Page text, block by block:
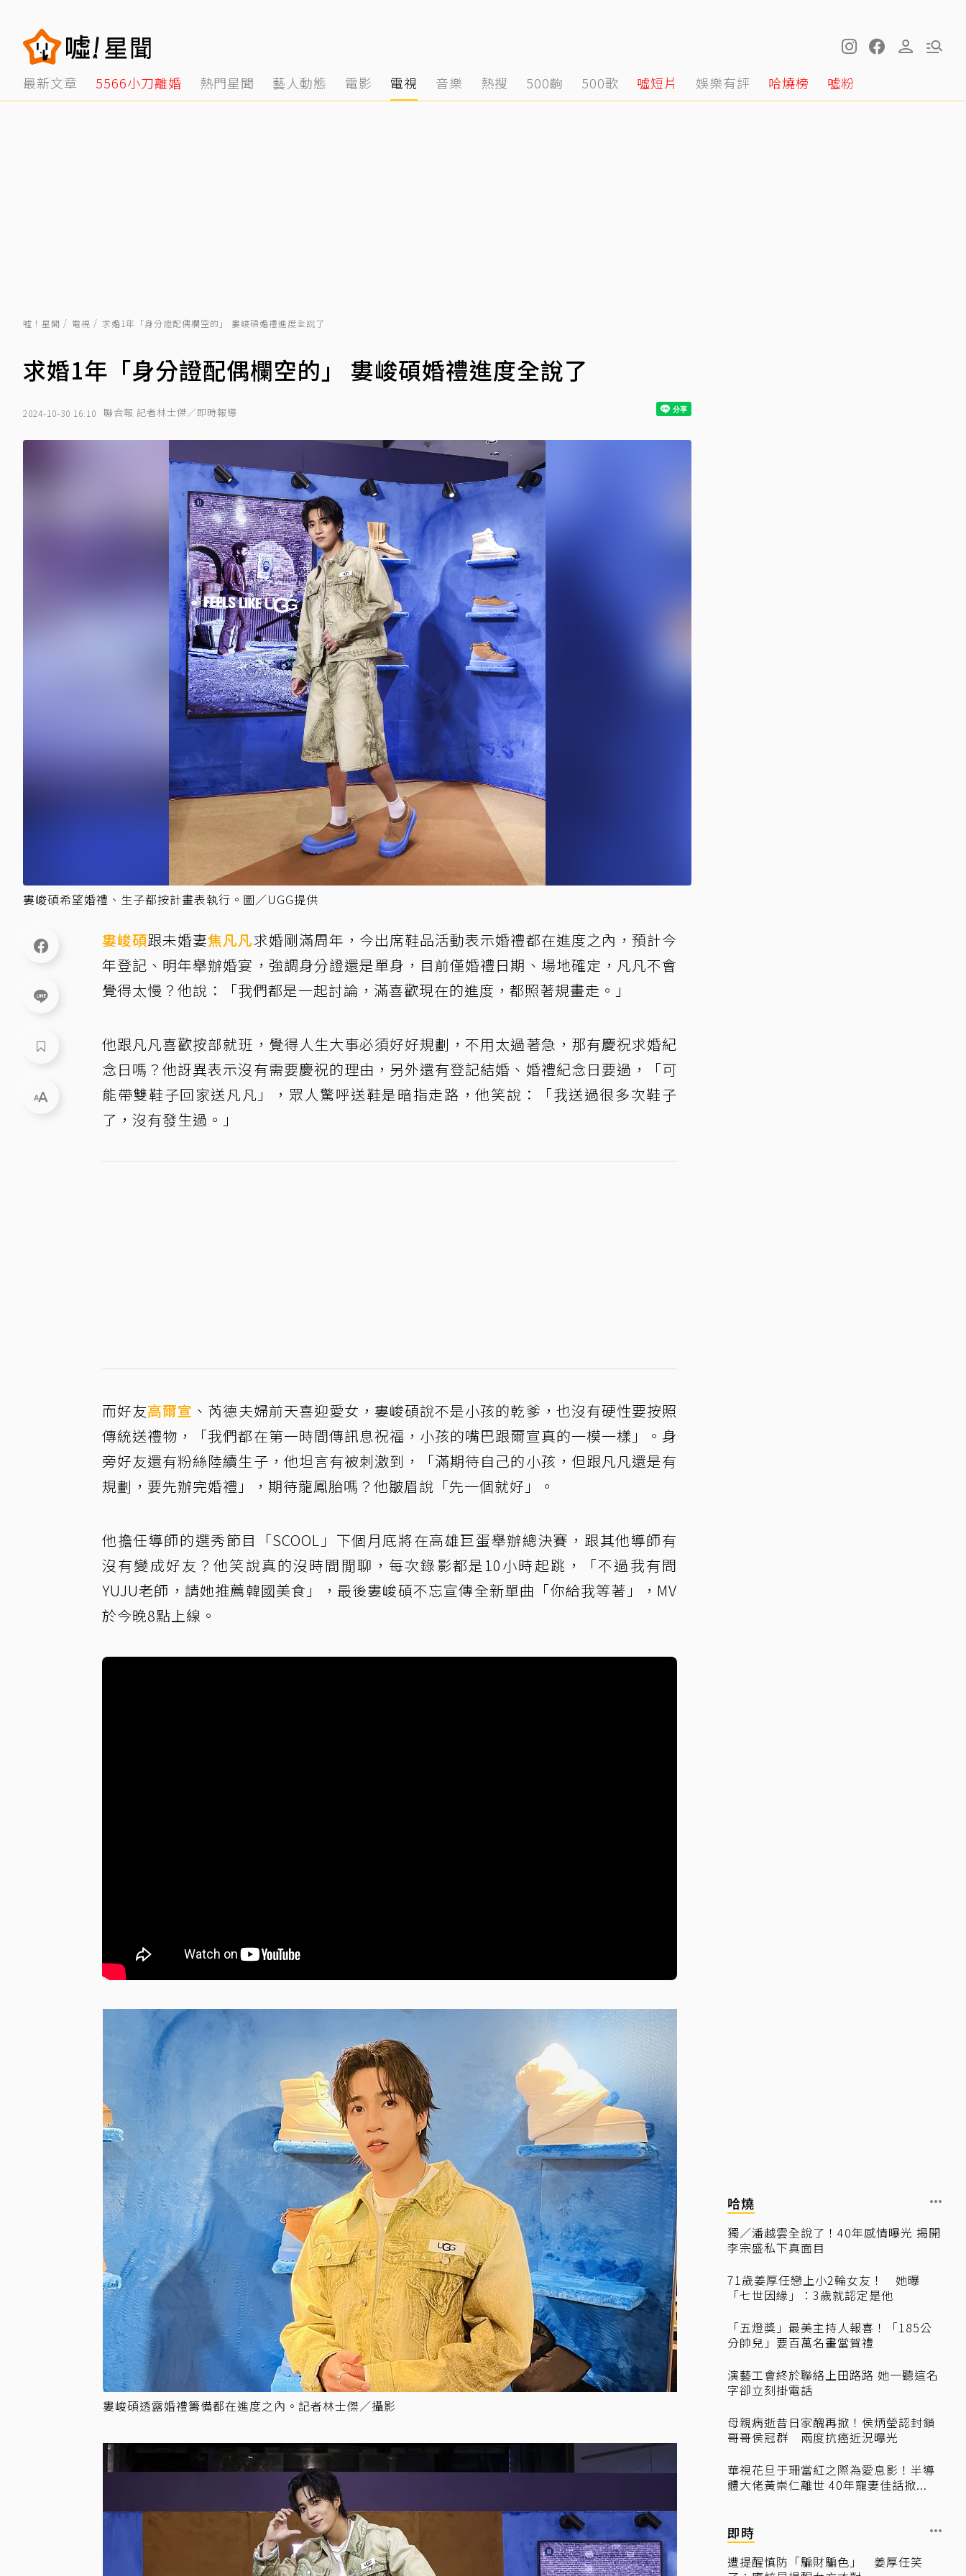
最新文章 5566小刀離婚 熱門星聞 藝人動態 電影 電視 音樂 熱搜 500齣 500歌 噓短片 娛樂有評 哈燒榜 噓粉
噓！星聞 電視 求婚1年「身分證配偶欄空的」 婁峻碩婚禮進度全說了
求婚1年「身分證配偶欄空的」 婁峻碩婚禮進度全說了
2024-10-30 16:10 聯合報 記者林士傑／即時報導
婁峻碩希望婚禮、生子都按計畫表執行。圖／UGG提供
婁峻碩跟未婚妻焦凡凡求婚剛滿周年，今出席鞋品活動表示婚禮都在進度之內，預計今
年登記、明年舉辦婚宴，強調身分證還是單身，目前僅婚禮日期、場地確定，凡凡不會
覺得太慢？他說：「我們都是一起討論，滿喜歡現在的進度，都照著規畫走。」
他跟凡凡喜歡按部就班，覺得人生大事必須好好規劃，不用太過著急，那有慶祝求婚紀
念日嗎？他訝異表示沒有需要慶祝的理由，另外還有登記結婚、婚禮紀念日要過，「可
能帶雙鞋子回家送凡凡」，眾人驚呼送鞋是暗指走路，他笑說：「我送過很多次鞋子
了，沒有發生過。」
而好友高爾宣 、芮德夫婦前天喜迎愛女，婁峻碩說不是小孩的乾爹，也沒有硬性要按照
傳統送禮物，「我們都在第一時間傳訊息祝福，小孩的嘴巴跟爾宣真的一模一樣」。身
旁好友還有粉絲陸續生子，他坦言有被刺激到，「滿期待自己的小孩，但跟凡凡還是有
規劃，要先辦完婚禮」，期待龍鳳胎嗎？他皺眉說「先一個就好」。
他擔任導師的選秀節目「SCOOL」下個月底將在高雄巨蛋舉辦總決賽，跟其他導師有
沒有變成好友？他笑說真的沒時間閒聊，每次錄影都是10小時起跳，「不過我有問
YUJU老師，請她推薦韓國美食」，最後婁峻碩不忘宣傳全新單曲「你給我等著」，MV
於今晚8點上線。
婁峻碩透露婚禮籌備都在進度之內。記者林士傑／攝影
哈燒
獨／潘越雲全說了！40年感情曝光 揭開
李宗盛私下真面目
71歲姜厚任戀上小2輪女友！ 她曝
「七世因緣」：3歲就認定是他
「五燈獎」最美主持人報喜！「185公
分帥兒」要百萬名畫當賀禮
演藝工會終於聯絡上田路路 她一聽這名
字卻立刻掛電話
母親病逝昔日家醜再掀！侯炳瑩認封鎖
哥哥侯冠群 兩度抗癌近況曝光
華視花旦于珊當紅之際為愛息影！半導
體大佬黃崇仁離世 40年寵妻佳話掀...
即時
遭提醒慎防「騙財騙色」 姜厚任笑